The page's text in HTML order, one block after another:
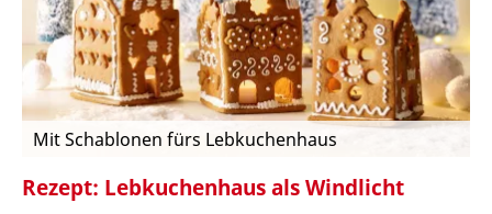
Mit Schablonen fürs Lebkuchenhaus
Rezept: Lebkuchenhaus als Windlicht